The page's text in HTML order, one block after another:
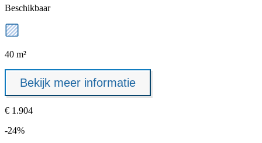
Beschikbaar
40 m²
Bekijk meer informatie
€ 1.904
-24%